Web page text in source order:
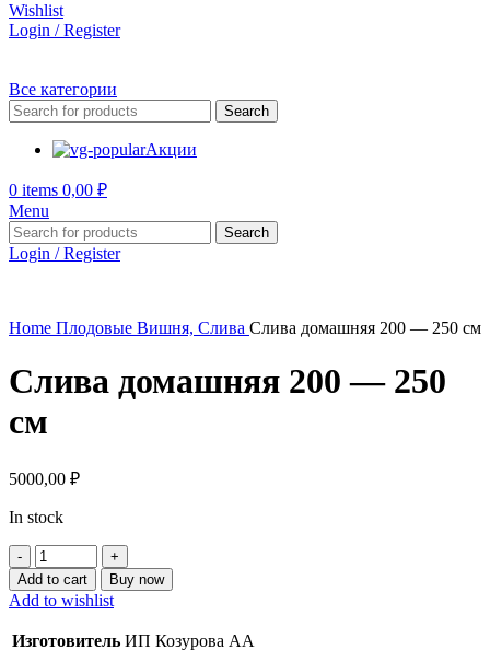
Wishlist
Login / Register
Все категории
Search
Акции
0 items 0,00 ₽
Menu
Search
Login / Register
Home Плодовые Вишня, Слива Слива домашняя 200 — 250 см
Слива домашняя 200 — 250
см
5000,00 ₽
In stock
Слива
домашняя
200
-
см
Add to cart Buy now
Add to wishlist
Изготовитель ИП Козурова АА